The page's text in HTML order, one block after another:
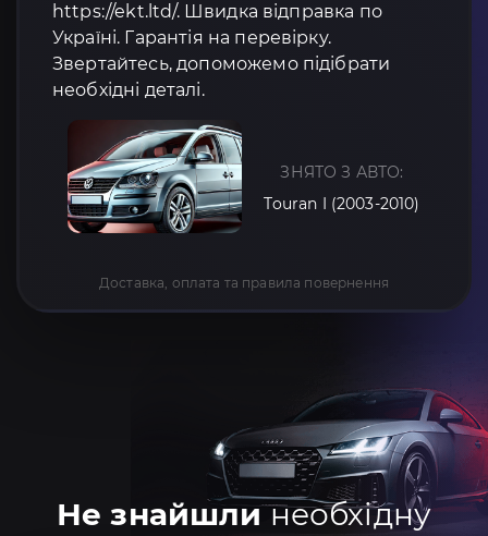
https://ekt.ltd/. Швидка відправка по
Україні. Гарантія на перевірку.
Звертайтесь, допоможемо підібрати
необхідні деталі.
ЗНЯТО З АВТО:
Touran I (2003-2010)
Доставка, оплата та правила повернення
Не знайшлинеобхідну